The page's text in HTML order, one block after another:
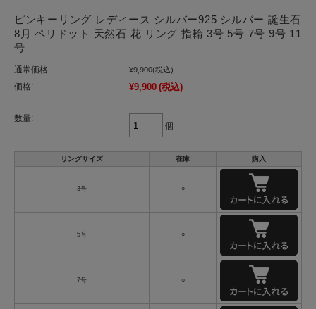
ピンキーリング レディース シルバー925 シルバー 誕生石
8月 ペリドット 天然石 花 リング 指輪 3号 5号 7号 9号 11
号
通常価格: ¥9,900(税込)
価格: ¥9,900 (税込)
数量:
個
リングサイズ 在庫 購入
3号 ○
5号 ○
7号 ○